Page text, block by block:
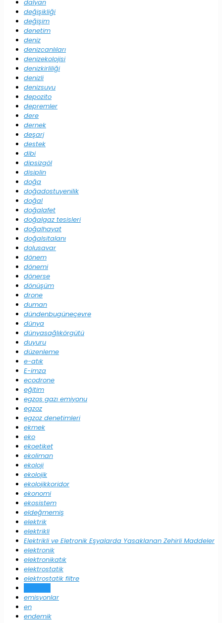
dalyan
değişikliği
değişim
denetim
deniz
denizcanlıları
denizekolojisi
denizkirliliği
denizli
denizsuyu
depozito
depremler
dere
dernek
deşarj
destek
dibi
dipsizgöl
disiplin
doğa
doğadostuyenilik
doğal
doğalafet
doğalgaz tesisleri
doğalhayat
doğalsitalanı
dolusavar
dönem
dönemi
dönerse
dönüşüm
drone
duman
dündenbugüneçevre
dünya
dünyasağlıkörgütü
duyuru
düzenleme
e-atık
E-imza
ecodrone
eğitim
egzos gazı emiyonu
egzoz
egzoz denetimleri
ekmek
eko
ekoetiket
ekoliman
ekoloji
ekolojik
ekolojikkoridor
ekonomi
ekosistem
eldeğmemiş
elektrik
elektrikli
Elektrikli ve Eletronik Eşyalarda Yasaklanan Zehirli Maddeler
elektronik
elektronikatık
elektrostatik
elektrostatik filtre
emisyonlar
en
endemik